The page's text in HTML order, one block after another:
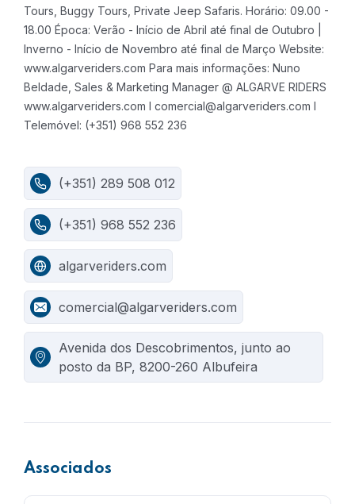
Tours, Buggy Tours, Private Jeep Safaris. Horário: 09.00 -
18.00 Época: Verão - Início de Abril até final de Outubro |
Inverno - Início de Novembro até final de Março Website:
www.algarveriders.com Para mais informações: Nuno
Beldade, Sales & Marketing Manager @ ALGARVE RIDERS
www.algarveriders.com I comercial@algarveriders.com I
Telemóvel: (+351) 968 552 236
(+351) 289 508 012
(+351) 968 552 236
algarveriders.com
comercial@algarveriders.com
Avenida dos Descobrimentos, junto ao
posto da BP, 8200-260 Albufeira
Associados